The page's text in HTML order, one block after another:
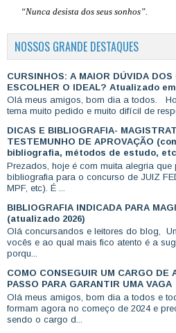
“Nunca desista dos seus sonhos”.
NOSSOS GRANDE DESTAQUES
CURSINHOS: A MAIOR DÚVIDA
ESCOLHER O IDEAL? Atualizado em
Olá meus amigos, bom dia a todos.
tema muito pedido e muito difícil de
DICAS E BIBLIOGRAFIA-
TESTEMUNHO DE APROVAÇÃO
bibliografia, métodos de estudo,
Prezados, hoje é com muita alegria
bibliografia para o concurso de JUIZ
MPF, etc). É ...
BIBLIOGRAFIA INDICADA PARA
(atualizado 2026)
Olá concursandos e leitores do blog,
vocês e ao qual mais fico atento é a
porqu...
COMO CONSEGUIR UM CARGO DE
PASSO PARA GARANTIR UMA VAGA
Olá meus amigos, bom dia a todos e
formam agora no começo de 2024 e
sendo o cargo d...